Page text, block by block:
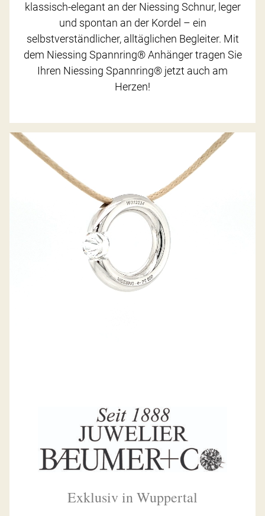
klassisch-elegant an der Niessing Schnur, leger
und spontan an der Kordel – ein
selbstverständlicher, alltäglichen Begleiter. Mit
dem Niessing Spannring® Anhänger tragen Sie
Ihren Niessing Spannring® jetzt auch am
Herzen!
Exklusiv in Wuppertal